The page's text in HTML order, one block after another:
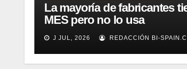
La mayoría de fabricantes
MES pero no lo usa
adecuadamente, según
Automation
J JUL, 2026 REDACCIÓN BI-